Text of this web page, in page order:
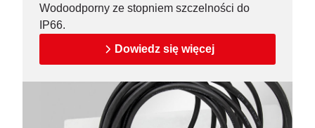
Wodoodporny ze stopniem szczelności do
IP66.
Dowiedz się więcej